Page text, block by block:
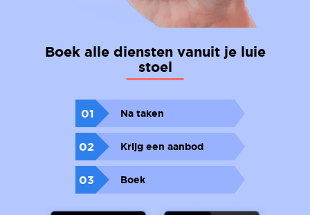
Boek alle diensten vanuit je luie
stoel
01 Na taken
02 Krijg een aanbod
03 Boek